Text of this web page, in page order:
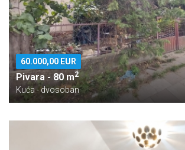
60.000,00 EUR
Pivara - 80 m2
Kuća - dvosoban